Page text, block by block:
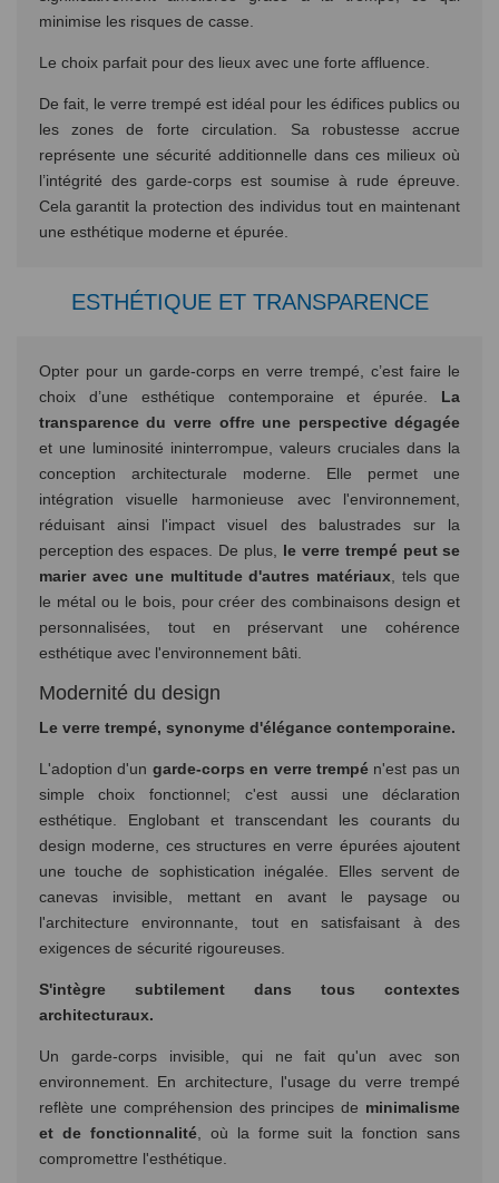
minimise les risques de casse.
Le choix parfait pour des lieux avec une forte affluence.
De fait, le verre trempé est idéal pour les édifices publics ou
les zones de forte circulation. Sa robustesse accrue
représente une sécurité additionnelle dans ces milieux où
l’intégrité des garde-corps est soumise à rude épreuve.
Cela garantit la protection des individus tout en maintenant
une esthétique moderne et épurée.
ESTHÉTIQUE ET TRANSPARENCE
Opter pour un garde-corps en verre trempé, c’est faire le
choix d’une esthétique contemporaine et épurée. La
transparence du verre offre une perspective dégagée
et une luminosité ininterrompue, valeurs cruciales dans la
conception architecturale moderne. Elle permet une
intégration visuelle harmonieuse avec l'environnement,
réduisant ainsi l'impact visuel des balustrades sur la
perception des espaces. De plus, le verre trempé peut se
marier avec une multitude d'autres matériaux , tels que
le métal ou le bois, pour créer des combinaisons design et
personnalisées, tout en préservant une cohérence
esthétique avec l'environnement bâti.
Modernité du design
Le verre trempé, synonyme d'élégance contemporaine.
L'adoption d'un garde-corps en verre trempén'est pas un
simple choix fonctionnel; c'est aussi une déclaration
esthétique. Englobant et transcendant les courants du
design moderne, ces structures en verre épurées ajoutent
une touche de sophistication inégalée. Elles servent de
canevas invisible, mettant en avant le paysage ou
l'architecture environnante, tout en satisfaisant à des
exigences de sécurité rigoureuses.
S'intègre subtilement dans tous contextes
architecturaux.
Un garde-corps invisible, qui ne fait qu'un avec son
environnement. En architecture, l'usage du verre trempé
reflète une compréhension des principes de minimalisme
et de fonctionnalité, où la forme suit la fonction sans
compromettre l'esthétique.